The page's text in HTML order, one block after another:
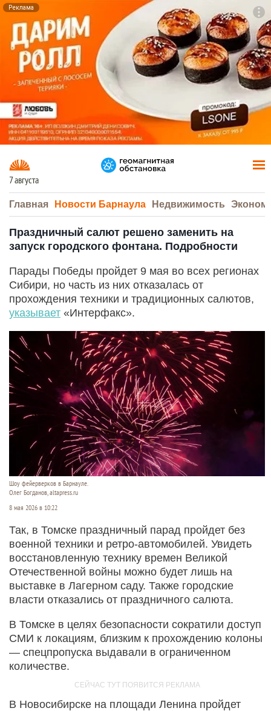
Реклама
7 августа
Главная Новости Барнаула Недвижимость
Праздничный салют решено заменить на
запуск городского фонтана. Подробности
Парады Победы пройдет 9 мая во всех регионах
Сибири, но часть из них отказалась от
прохождения техники и традиционных салютов,
указывает «Интерфакс».
Шоу фейерверков в Барнауле.
Олег Богданов, altapress.ru
8 мая 2026 в 10:22
Так, в Томске праздничный парад пройдет без
военной техники и ретро-автомобилей. Увидеть
восстановленную технику времен Великой
Отечественной войны можно будет лишь на
выставке в Лагерном саду. Также городские
власти отказались от праздничного салюта.
В Томске в целях безопасности сократили доступ
СМИ к локациям, близким к прохождению колоны
— спецпропуска выдавали в ограниченном
количестве.
В Новосибирске на площади Ленина пройдет